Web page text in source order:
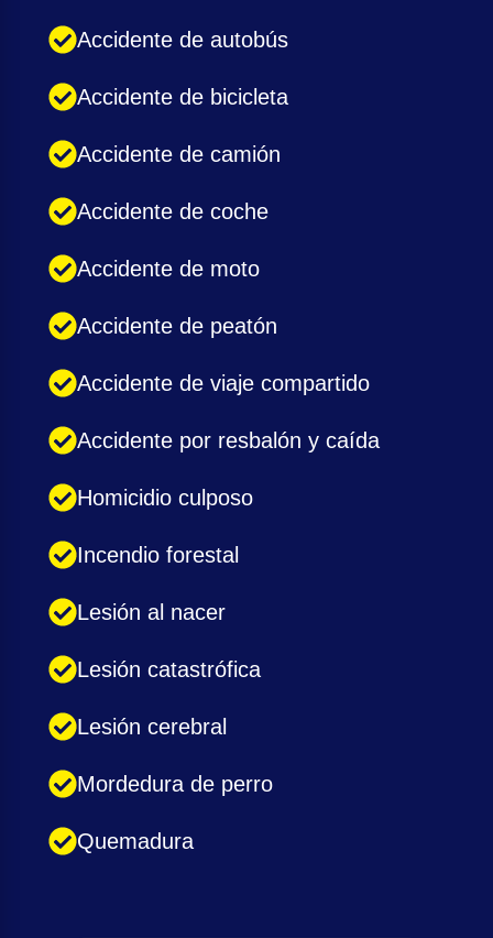
Accidente de autobús
Accidente de bicicleta
Accidente de camión
Accidente de coche
Accidente de moto
Accidente de peatón
Accidente de viaje compartido
Accidente por resbalón y caída
Homicidio culposo
Incendio forestal
Lesión al nacer
Lesión catastrófica
Lesión cerebral
Mordedura de perro
Quemadura